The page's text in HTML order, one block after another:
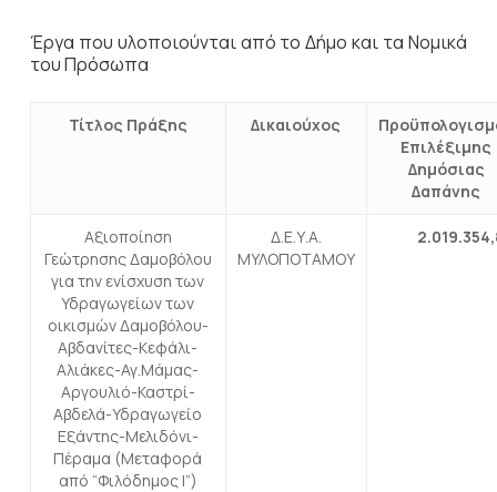
Έργα που υλοποιούνται από το Δήμο και τα Νομικά
του Πρόσωπα
Τίτλος Πράξης Δικαιούχος
Επιλέξιμης
Δημόσιας
Δαπάνης
Αξιοποίηση
Γεώτρησης Δαμοβόλου
για την ενίσχυση των
Υδραγωγείων των
οικισμών Δαμοβόλου-
Αβδανίτες-Κεφάλι-
Αλιάκες-Αγ.Μάμας-
Αργουλιό-Καστρί-
Αβδελά-Υδραγωγείο
Εξάντης-Μελιδόνι-
Πέραμα (Μεταφορά
από “Φιλόδημος Ι”)
Δ.Ε.Υ.Α.
ΜΥΛΟΠΟΤΑΜΟΥ